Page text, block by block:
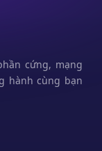
cứng, mạng
hành cùng bạn